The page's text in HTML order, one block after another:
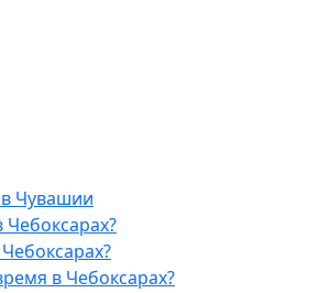
Чувашии
Чебоксарах?
в Чебоксарах?